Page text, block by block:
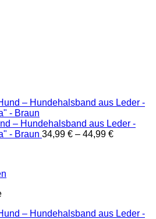
– Hundehalsband aus Leder -
- Braun 34,99 € – 44,99 €